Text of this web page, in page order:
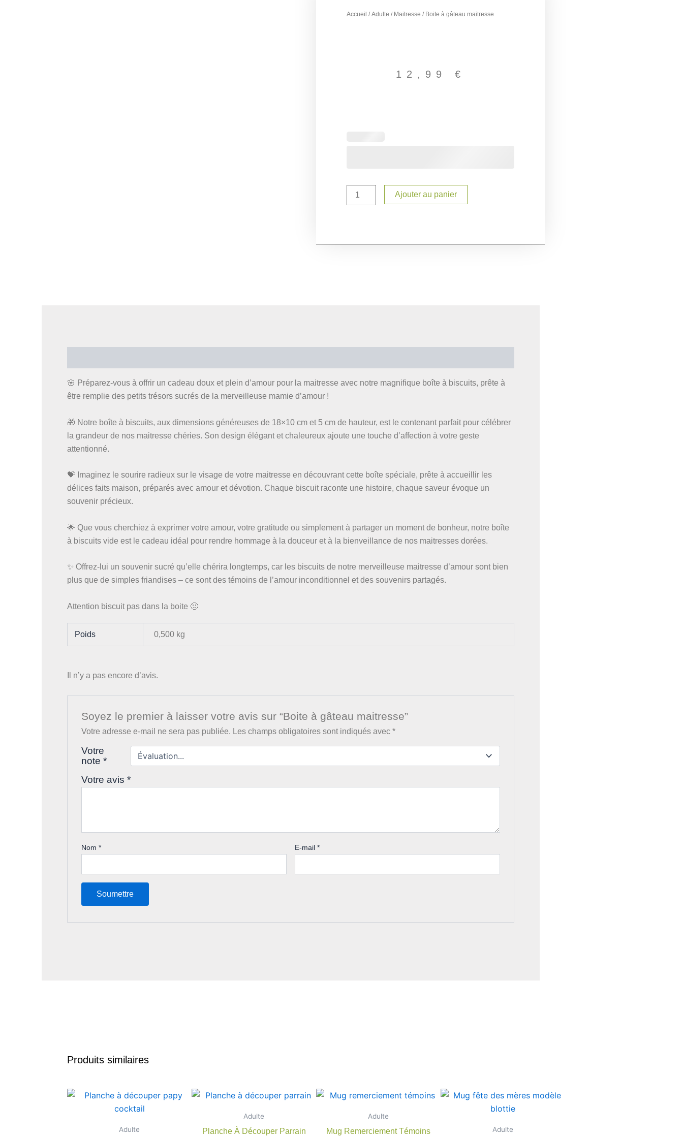
Accueil /Adulte / Maitresse / Boite à gâteau maitresse
12,99 €
Ajouter au panier
🌸 Préparez-vous à offrir un cadeau doux et plein d’amour pour la maitresse avec notre magnifique boîte à biscuits, prête à
être remplie des petits trésors sucrés de la merveilleuse mamie d’amour !
🎁 Notre boîte à biscuits, aux dimensions généreuses de 18×10 cm et 5 cm de hauteur, est le contenant parfait pour célébrer
la grandeur de nos maitresse chéries. Son design élégant et chaleureux ajoute une touche d’affection à votre geste
attentionné.
💝 Imaginez le sourire radieux sur le visage de votre maitresse en découvrant cette boîte spéciale, prête à accueillir les
délices faits maison, préparés avec amour et dévotion. Chaque biscuit raconte une histoire, chaque saveur évoque un
souvenir précieux.
🌟 Que vous cherchiez à exprimer votre amour, votre gratitude ou simplement à partager un moment de bonheur, notre boîte
à biscuits vide est le cadeau idéal pour rendre hommage à la douceur et à la bienveillance de nos maitresses dorées.
✨ Offrez-lui un souvenir sucré qu’elle chérira longtemps, car les biscuits de notre merveilleuse maitresse d’amour sont bien
plus que de simples friandises – ce sont des témoins de l’amour inconditionnel et des souvenirs partagés.
Attention biscuit pas dans la boite 🙂
Poids 0,500 kg
Il n’y a pas encore d’avis.
Soyez le premier à laisser votre avis sur “Boite à gâteau maitresse”
Votre adresse e-mail ne sera pas publiée. Les champs obligatoires sont indiqués avec *
Votre
note *
Votre avis *
Nom * E-mail*
Produits similaires
Adulte
Adulte
Planche À Découper Parrain
Adulte
Mug Remerciement Témoins Adulte